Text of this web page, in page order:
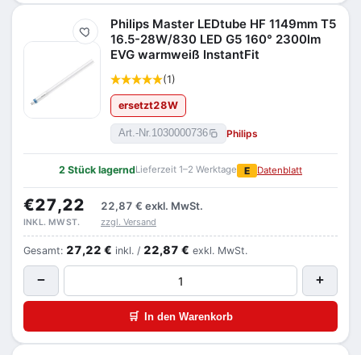
Merken
Philips Master LEDtube HF 1149mm T5
16.5-28W/830 LED G5 160° 2300lm
EVG warmweiß InstantFit
(1)
ersetzt28W
Art.-Nr.1030000736 Philips
2 Stück lagerndLieferzeit 1–2 Werktage E Datenblatt
€27,22 22,87 € exkl. MwSt.
INKL. MWST. zzgl. Versand
Gesamt: 27,22 € inkl. / 22,87 € exkl. MwSt.
− +
🛒 In den Warenkorb